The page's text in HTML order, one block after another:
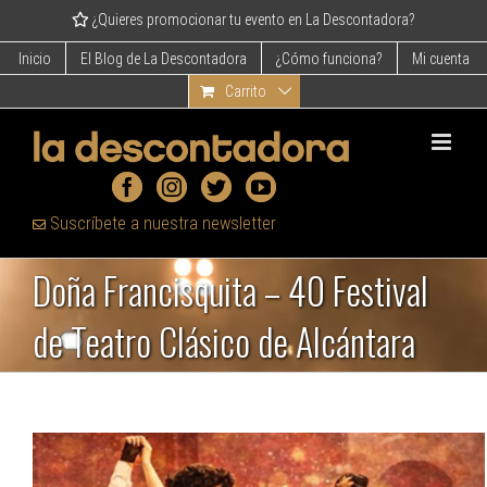
content
¿Quieres promocionar tu evento en La Descontadora?
Inicio El Blog de La Descontadora ¿Cómo funciona?
Mi cuenta
Carrito
Suscríbete a nuestra newsletter
Doña Francisquita – 40 Festival
de Teatro Clásico de Alcántara